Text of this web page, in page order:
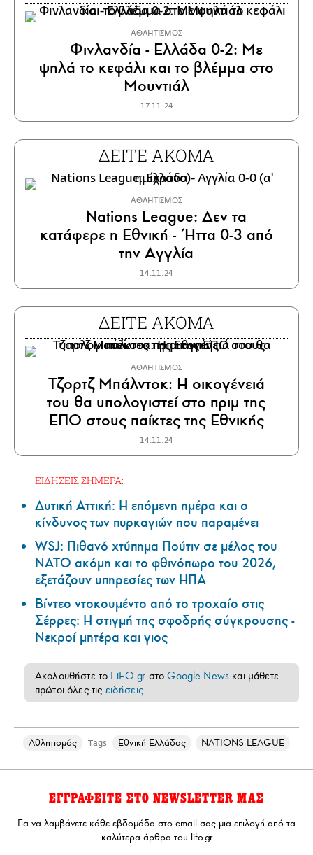
ΑΘΛΗΤΙΣΜΟΣ
Φινλανδία - Ελλάδα 0-2: Με
ψηλά το κεφάλι και το βλέμμα στο
Μουντιάλ
17.11.24
ΔΕΙΤΕ ΑΚΟΜΑ
ΑΘΛΗΤΙΣΜΟΣ
Nations League: Δεν τα
κατάφερε η Εθνική - Ήττα 0-3 από
την Αγγλία
14.11.24
ΔΕΙΤΕ ΑΚΟΜΑ
ΑΘΛΗΤΙΣΜΟΣ
Τζορτζ Μπάλντοκ: Η οικογένειά
του θα υπολογιστεί στο πριμ της
ΕΠΟ στους παίκτες της Εθνικής
14.11.24
ΕΙΔΗΣΕΙΣ ΣΗΜΕΡΑ:
Δυτική Αττική: Η επόμενη ημέρα και ο
κίνδυνος των πυρκαγιών που παραμένει
WSJ: Πιθανό χτύπημα Πούτιν σε μέλος του
ΝΑΤΟ ακόμη και το φθινόπωρο του 2026,
εξετάζουν υπηρεσίες των ΗΠΑ
Βίντεο ντοκουμέντο από το τροχαίο στις
Σέρρες: Η στιγμή της σφοδρής σύγκρουσης -
Νεκροί μητέρα και γιος
Ακολουθήστε το LiFO.gr στοGoogle News και μάθετε
πρώτοι όλες τις ειδήσεις
Αθλητισμός Tags Εθνική Ελλάδας NATIONS LEAGUE
ΕΓΓΡΑΦΕΙΤΕ ΣΤΟ NEWSLETTER ΜΑΣ
Για να λαμβάνετε κάθε εβδομάδα στο email σας μια επιλογή από τα
καλύτερα άρθρα του lifo.gr